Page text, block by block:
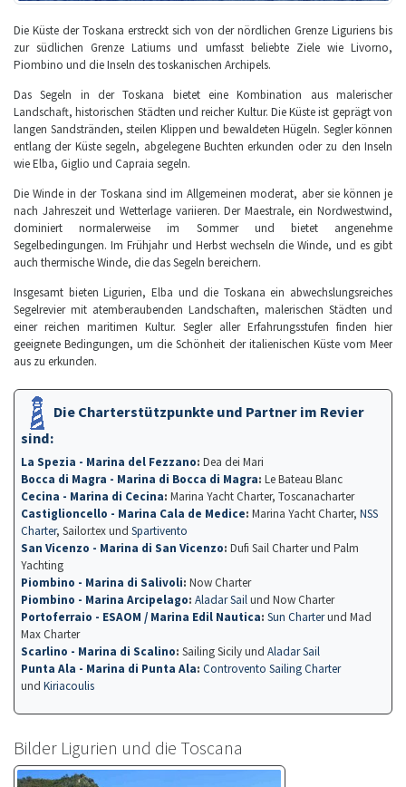
Die Küste der Toskana erstreckt sich von der nördlichen Grenze Liguriens bis
zur südlichen Grenze Latiums und umfasst beliebte Ziele wie Livorno,
Piombino und die Inseln des toskanischen Archipels.
Das Segeln in der Toskana bietet eine Kombination aus malerischer
Landschaft, historischen Städten und reicher Kultur. Die Küste ist geprägt von
langen Sandstränden, steilen Klippen und bewaldeten Hügeln. Segler können
entlang der Küste segeln, abgelegene Buchten erkunden oder zu den Inseln
wie Elba, Giglio und Capraia segeln.
Die Winde in der Toskana sind im Allgemeinen moderat, aber sie können je
nach Jahreszeit und Wetterlage variieren. Der Maestrale, ein Nordwestwind,
dominiert normalerweise im Sommer und bietet angenehme
Segelbedingungen. Im Frühjahr und Herbst wechseln die Winde, und es gibt
auch thermische Winde, die das Segeln bereichern.
Insgesamt bieten Ligurien, Elba und die Toskana ein abwechslungsreiches
Segelrevier mit atemberaubenden Landschaften, malerischen Städten und
einer reichen maritimen Kultur. Segler aller Erfahrungsstufen finden hier
geeignete Bedingungen, um die Schönheit der italienischen Küste vom Meer
aus zu erkunden.
Die Charterstützpunkte und Partner im Revier
sind:
La Spezia - Marina del Fezzano: Dea dei Mari
Bocca di Magra - Marina di Bocca di Magra: Le Bateau Blanc
Cecina - Marina di Cecina: Marina Yacht Charter, Toscanacharter
Castiglioncello - Marina Cala de Medice: Marina Yacht Charter, NSS
Charter, Sailor.tex und Spartivento
San Vicenzo - Marina di San Vicenzo: Dufi Sail Charter und Palm
Yachting
Piombino - Marina di Salivoli: Now Charter
Piombino - Marina Arcipelago: Aladar Sailund Now Charter
Portoferraio - ESAOM / Marina Edil Nautica: Sun Charterund Mad
Max Charter
Scarlino - Marina di Scalino: Sailing Sicily und Aladar Sail
Punta Ala - Marina di Punta Ala: Controvento Sailing Charter
und Kiriacoulis
Bilder Ligurien und die Toscana